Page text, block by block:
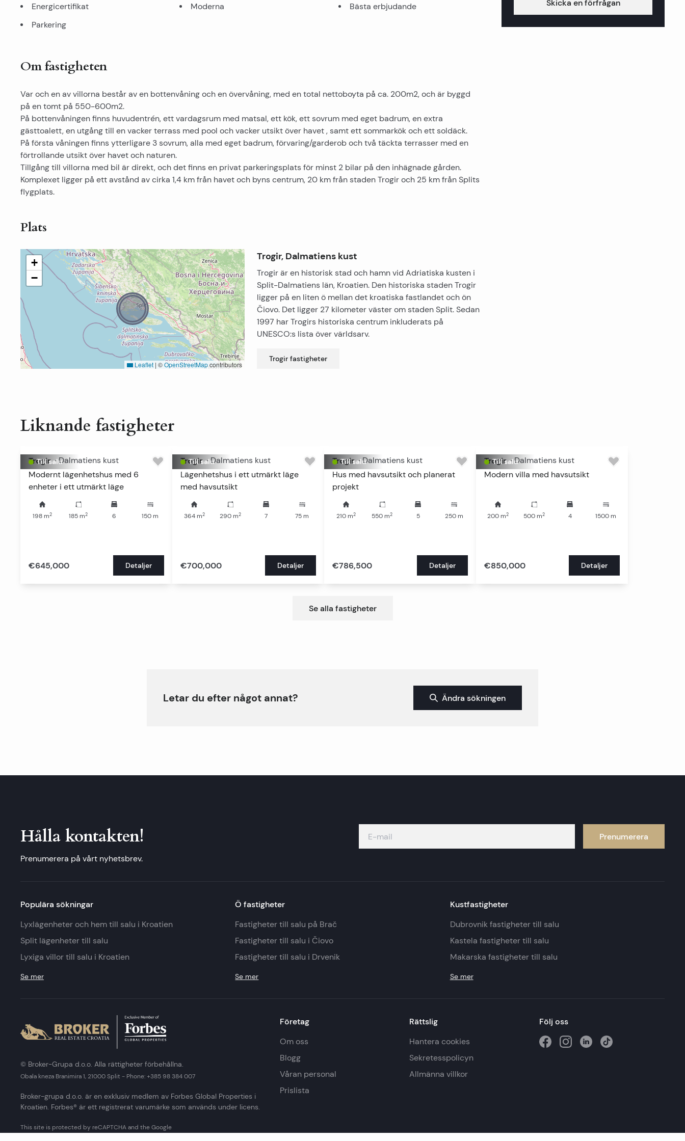
Energicertifikat Moderna
Bästa erbjudande
Parkering
Om fastigheten
Var och en av villorna består av en bottenvåning och en övervåning, med en total nettoboyta på ca. 200m2, och är byggd
på en tomt på 550-600m2.
På bottenvåningen finns huvudentrén, ett vardagsrum med matsal, ett kök, ett sovrum med eget badrum, en extra
gästtoalett, en utgång till en vacker terrass med pool och vacker utsikt över havet , samt ett sommarkök och ett soldäck.
På första våningen finns ytterligare 3 sovrum, alla med eget badrum, förvaring/garderob och två täckta terrasser med en
förtrollande utsikt över havet och naturen.
Tillgång till villorna med bil är direkt, och det finns en privat parkeringsplats för minst 2 bilar på den inhägnade gården.
Komplexet ligger på ett avstånd av cirka 1,4 km från havet och byns centrum, 20 km från staden Trogir och 25 km från Splits
flygplats.
Plats
+
−
Leaflet | ©OpenStreetMapcontributors
Trogir, Dalmatiens kust
Trogir är en historisk stad och hamn vid Adriatiska kusten i
Split-Dalmatiens län, Kroatien. Den historiska staden Trogir
ligger på en liten ö mellan det kroatiska fastlandet och ön
Čiovo. Det ligger 27 kilometer väster om staden Split. Sedan
1997 har Trogirs historiska centrum inkluderats på
UNESCO:s lista över världsarv.
Trogir fastigheter
Skicka en förfrågan
Liknande fastigheter
Till salu
Trogir - Dalmatiens kust
Modernt lägenhetshus med 6
enheter i ett utmärkt läge
198 m2 185 m2 6 150 m
€645,000 Detaljer
Till salu
Trogir - Dalmatiens kust
Lägenhetshus i ett utmärkt läge
med havsutsikt
364m2 290m2 7 75 m
€700,000 Detaljer
Till salu
Trogir - Dalmatiens kust
Hus med havsutsikt och planerat
projekt
210 m2 550 m2 5 250m
€786,500 Detaljer
Till salu
Trogir - Dalmatiens kust
Modern villa med havsutsikt
200 m2 500m2 4 1500 m
€850,000 Detaljer
Se alla fastigheter
Letar du efter något annat? Ändra sökningen
Hålla kontakten!
Prenumerera på vårt nyhetsbrev.
Prenumerera
Populära sökningar
Lyxlägenheter och hem till salu i Kroatien
Split lägenheter till salu
Lyxiga villor till salu i Kroatien
Se mer
Ö fastigheter
Fastigheter till salu på Brač
Fastigheter till salu i Čiovo
Fastigheter till salu i Drvenik
Se mer
Kustfastigheter
Dubrovnik fastigheter till salu
Kastela fastigheter till salu
Makarska fastigheter till salu
Se mer
Företag
Om oss
Blogg
Våran personal
Prislista
Rättslig
Hantera cookies
Sekretesspolicyn
Allmänna villkor
Följ oss
© Broker-Grupa d.o.o. Alla rättigheter förbehållna.
Obala kneza Branimira 1, 21000 Split - Phone: +385 98 384 007
Broker-grupa d.o.o. är en exklusiv medlem av Forbes Global Properties i
Kroatien. Forbes® är ett registrerat varumärke som används under licens.
This site is protected by reCAPTCHA and the Google